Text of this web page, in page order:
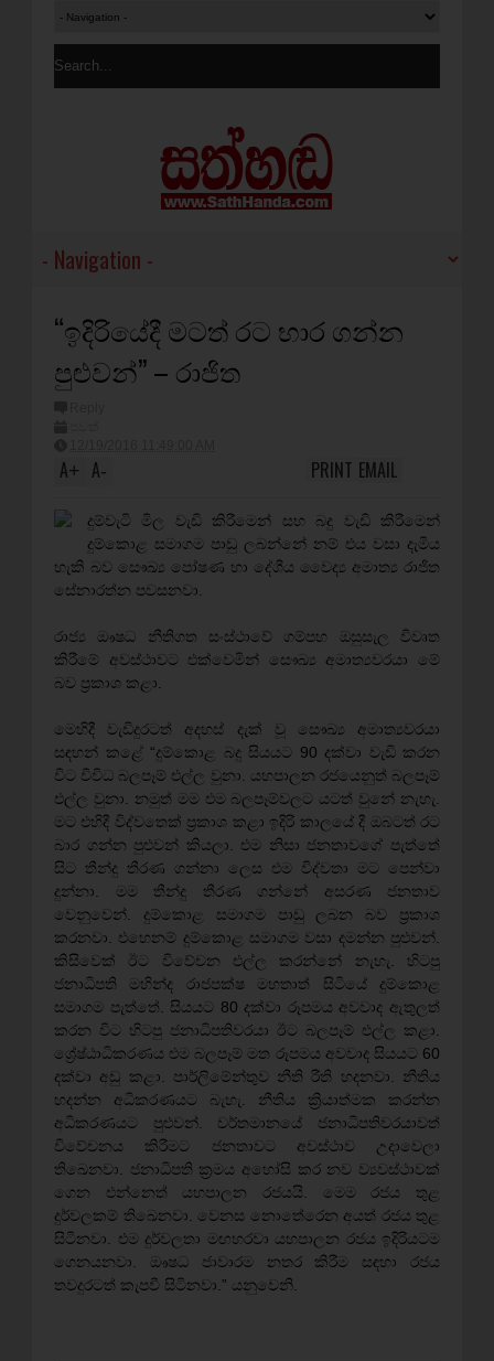
“ඉදිරියේදී මටත් රට භාර ගන්න
පුළුවන්” – රාජිත
A+ A- EMAIL
PRINT
දුම්වැටි මිල වැඩි කිරීමෙන් සහ බදු වැඩි කිරීමෙන්
දුම්කොළ සමාගම පාඩු ලබන්නේ නම් එය වසා දැමිය
හැකි බව සෞඛ්‍ය පෝෂණ හා දේශීය වෛද්‍ය අමාත්‍ය රාජිත
සේනාරත්න පවසනවා.
රාජ්‍ය ඖෂධ නීතිගත සංස්ථාවේ ගම්පහ ඔසුසැල විවෘත
කිරීමේ අවස්ථාවට එක්වෙමින් සෞඛ්‍ය අමාත්‍යවරයා මේ
බව ප්‍රකාශ කළා.
මෙහිදී වැඩිදුරටත් අදහස් දැක් වූ සෞඛ්‍ය අමාත්‍යවරයා
සඳහන් කළේ “දුම්කොළ බදු සියයට 90 දක්වා වැඩි කරන
විට විවිධ බලපෑම් එල්ල වුනා. යහපාලන රජයෙනුත් බලපෑම්
එල්ල වුනා. නමුත් මම එම බලපෑම්වලට යටත් වුනේ නැහැ.
මට එහිදී විද්වතෙක් ප්‍රකාශ කළා ඉදිරි කාලයේ දී ඔබටත් රට
බාර ගන්න පුළුවන් කියලා. එම නිසා ජනතාවගේ පැත්තේ
සිට තීන්දු තීරණ ගන්නා ලෙස එම විද්වතා මට පෙන්වා
දුන්නා. මම තීන්දු තීරණ ගන්නේ අසරණ ජනතාව
වෙනුවෙන්. දුම්කොළ සමාගම පාඩු ලබන බව ප්‍රකාශ
කරනවා. එහෙනම් දුම්කොළ සමාගම වසා දමන්න පුළුවන්.
කිසිවෙක් ඊට විවේචන එල්ල කරන්නේ නැහැ. හිටපු
ජනාධිපති මහින්ද රාජපක්ෂ මහතාත් සිටියේ දුම්කොළ
සමාගම පැත්තේ. සියයට 80 දක්වා රූපමය අවවාද ඇතුලත්
කරන විට හිටපු ජනාධිපතිවරයා ඊට බලපෑම් එල්ල කළා.
ශ්‍රේෂ්ඨාධිකරණය එම බලපෑම් මත රූපමය අවවාද සියයට 60
දක්වා අඩු කළා. පාර්ලිමේන්තුව නීති රීති හදනවා. නීතිය
හදන්න අධිකරණයට බැහැ. නීතිය ක්‍රියාත්මක කරන්න
අධිකරණයට පුළුවන්. වර්තමානයේ ජනාධිපතිවරයාවත්
විවේචනය කිරීමට ජනතාවට අවස්ථාව උදාවෙලා
තිඛෙනවා. ජනාධිපති ක්‍රමය අහෝසි කර නව ව්‍යවස්ථාවක්
ගෙන එන්නෙත් යහපාලන රජයයි. මෙම රජය තුළ
දුර්වලකම් තිඛෙනවා. වෙනස නොතේරෙන අයත් රජය තුළ
සිටිනවා. එම දුර්වලතා මඟහරවා යහපාලන රජය ඉදිරියටම
ගෙනයනවා. ඖෂධ ජාවාරම නතර කිරීම සඳහා රජය
තවදුරටත් කැපවී සිටිනවා.” යනුවෙනි.